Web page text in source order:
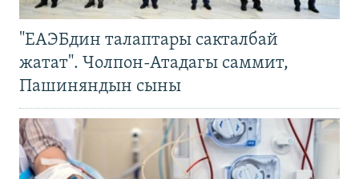
"ЕАЭБдин талаптары сакталбай
жатат". Чолпон-Атадагы саммит,
Пашиняндын сыны